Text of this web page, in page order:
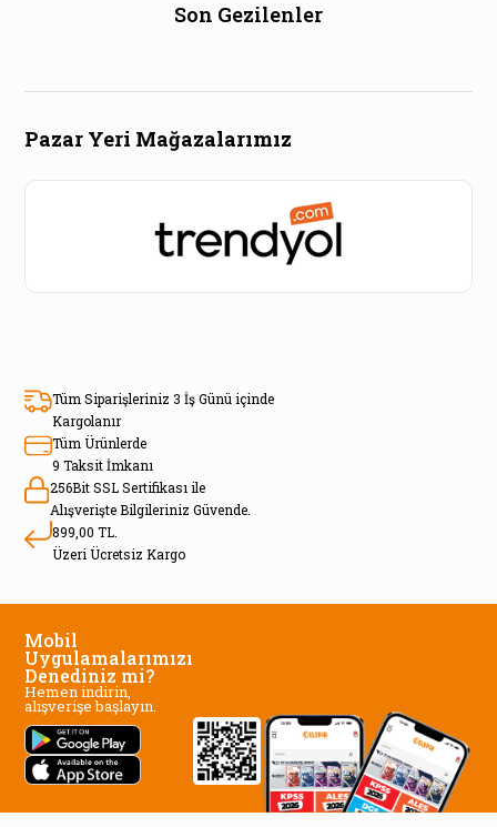
Son Gezilenler
Pazar Yeri Mağazalarımız
Tüm Siparişleriniz 3 İş Günü içinde
Kargolanır
Tüm Ürünlerde
9 Taksit İmkanı
256Bit SSL Sertifikası ile
Alışverişte Bilgileriniz Güvende.
899,00 TL.
Üzeri Ücretsiz Kargo
Mobil
Uygulamalarımızı
Denediniz mi?
Hemen indirin,
alışverişe başlayın.